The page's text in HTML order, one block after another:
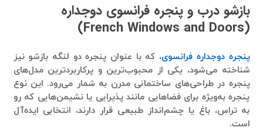
بازشو درب و پنجره فرانسوی دوجداره
(
French Windows and Doors)
پنجره دوجداره فرانسوی، که با عنوان پنجره دو لنگه بازشو نیز
شناخته می‌شود، یکی از محبوب‌ترین و پرکاربردترین مدل‌های
پنجره در طراحی‌های ساختمانی مدرن به شمار می‌رود. این نوع
پنجره به‌ویژه برای فضاهایی مانند پذیرایی یا نشیمن‌هایی که رو
به تراس، باغ یا چشم‌انداز طبیعی قرار دارند، انتخابی ایده‌آل
است.